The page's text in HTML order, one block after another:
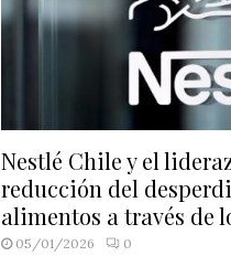
Nestlé Chile y el
reducción del
alimentos a través de
05/01/2026 0